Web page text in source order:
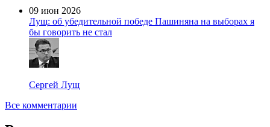
09 июн 2026
Лущ: об убедительной победе Пашиняна на выборах я
бы говорить не стал
Сергей Лущ
Все комментарии